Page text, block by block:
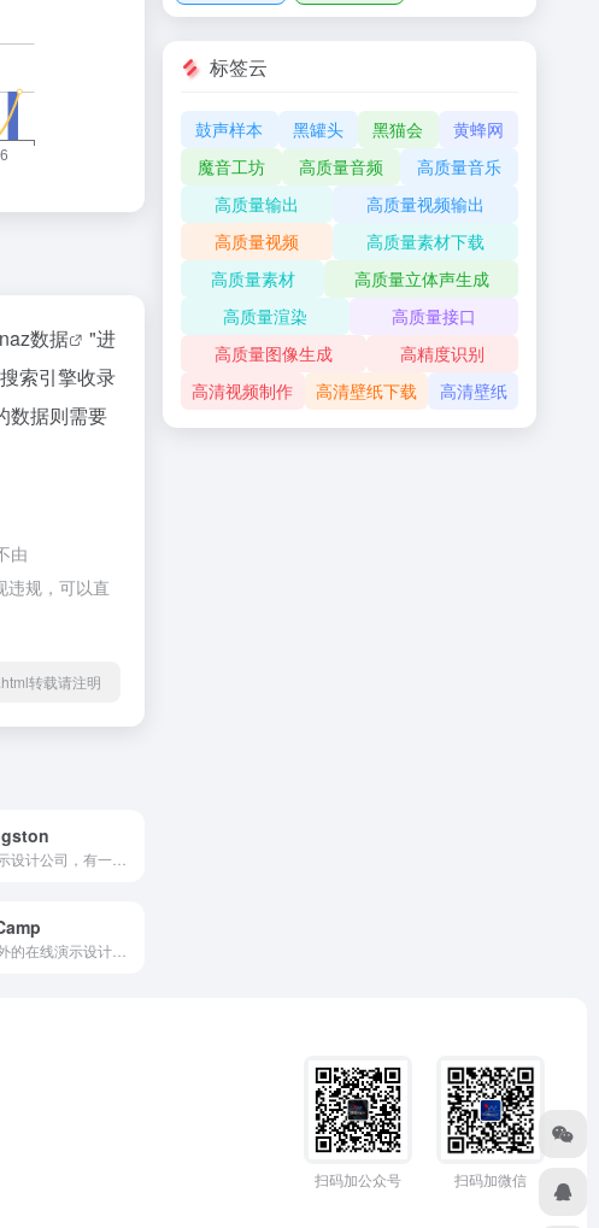
数据
"进
索引擎收录
数据则需要
由
违规，可以直
转载请注明
标签云
鼓声样本 黑罐头 黑猫会
黄蜂网
魔音工坊
高质量音频
高质量音乐
高质量输出
高质量视频输出
高质量视频
高质量素材下载
高质量素材
高质量立体声生成
高质量渲染
高质量接口
高质量图像生成
高精度识别
高清视频制作
高清壁纸下载 高清壁纸
扫码加公众号 扫码加微信